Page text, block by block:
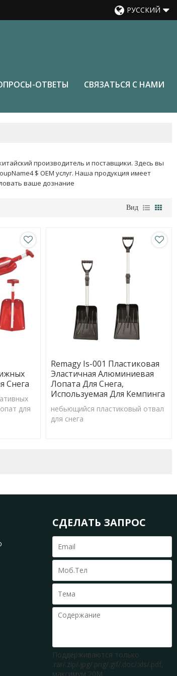
РУССКИЙ
ОТВЕТЫ СВЯЗАТЬСЯ С НАМИ
производитель и поставщики. Здесь вы
$ OEM услуг. Наша продукция имеет
ваше дознание
Вид
Снега
для
Remagy Is-001 Пластиковая
Эластичная Алюминиевая
Лопата Для Снега,
Используемая Для Кемпинга
небьющийся пластиковый отвал
для снега
СДЕЛАТЬ ЗАПРОС
Поддерживаются только
.rar/.zip/.jpg/.png/.gif/.doc/.xls/.pdf,
максимум 20M